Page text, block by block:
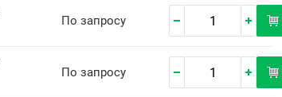
По запросу
По запросу